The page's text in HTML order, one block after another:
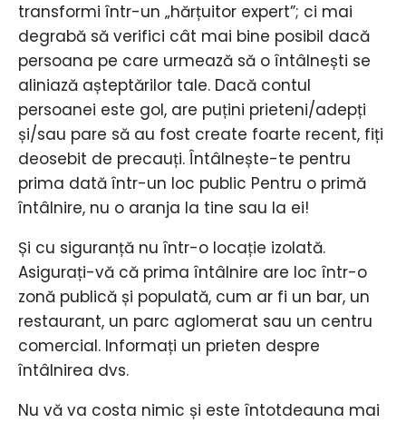
transformi într-un „hărțuitor expert”; ci mai
degrabă să verifici cât mai bine posibil dacă
persoana pe care urmează să o întâlnești se
aliniază așteptărilor tale. Dacă contul
persoanei este gol, are puțini prieteni/adepți
și/sau pare să au fost create foarte recent, fiți
deosebit de precauți. Întâlnește-te pentru
prima dată într-un loc public Pentru o primă
întâlnire, nu o aranja la tine sau la ei!
Și cu siguranță nu într-o locație izolată.
Asigurați-vă că prima întâlnire are loc într-o
zonă publică și populată, cum ar fi un bar, un
restaurant, un parc aglomerat sau un centru
comercial. Informați un prieten despre
întâlnirea dvs.
Nu vă va costa nimic și este întotdeauna mai